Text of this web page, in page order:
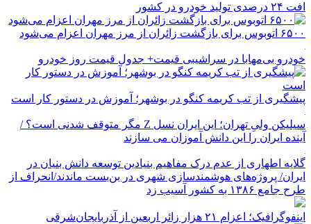
افت ۲۴ درصدی تولید خودرو در کشور
۶۵۰۰ اتوبوس برای بازگشت زائران از مرز مهران اعزام می‌شود
خودرو بی‌مهابا در سراشیبی قیمت+ جدول قیمت روز خودرو
پیشگیری از تب کریمه کنگو در بوشهر؛ آموزش در دستور کار است
سیلیکن ولیِ تهران؛ این ایران نسل Z مگر متوقف شدنی است؟ /
آینده ایران را این دانش آموزان می سازند
گلایه اطهاری از عدم درک مفاهیم بنیادین توسعه دانش بنیان در
ایران/ پروژه‌های هوشمندسازی شهری در بن‌بست ماندند/انحراف از
طرح جامع ۱۳۸۶ به کشور آسیب زد
اینفوگرافیک؛ اعزام ۲۱ هزار زائر اربعین از آذربایجان‌شرقی